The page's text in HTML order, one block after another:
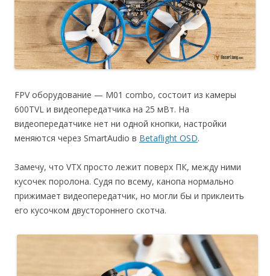
FPV оборудование — M01 combo, состоит из камеры
600TVL и видеопередатчика на 25 мВт. На
видеопередатчике нет ни одной кнопки, настройки
меняются через SmartAudio в Betaflight OSD.
Замечу, что VTX просто лежит поверх ПК, между ними
кусочек поролона. Судя по всему, канопа нормально
прижимает видеопередатчик, но могли бы и приклеить
его кусочком двустороннего скотча.